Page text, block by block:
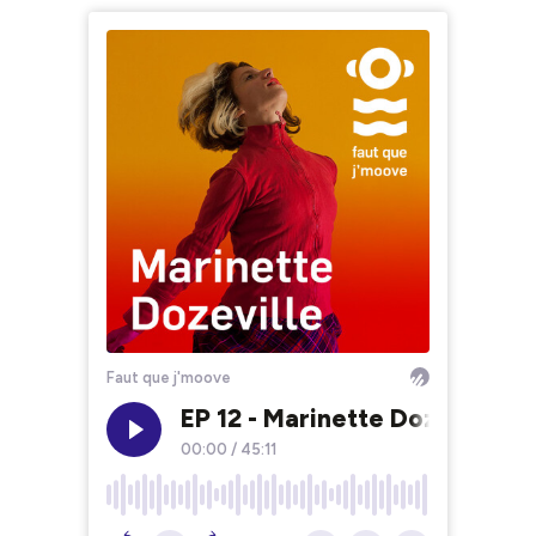
Faut que j'moove
EP 12 - Marinette Dozeville
00:00 / 45:11